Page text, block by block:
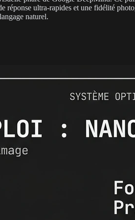
ultra-rapides et une fidélité
naturel.